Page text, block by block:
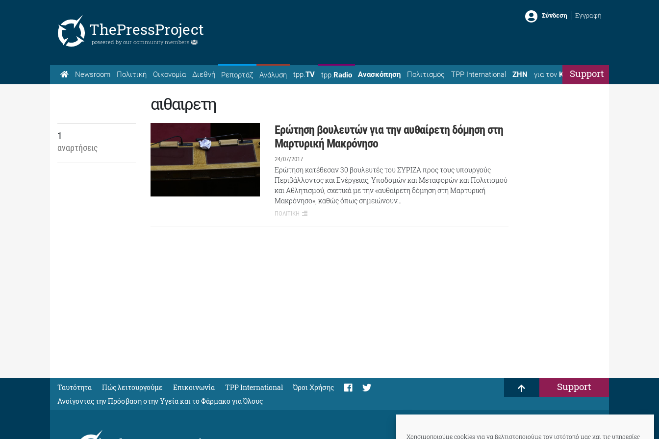
Χρησιμοποιούμε cookies για να βελτιστοποιούμε τον ιστότοπό μας και τις υπηρεσίες
ThePressProject
powered by our community members
Σύνδεση Εγγραφή
Newsroom Πολιτική Οικονομία Διεθνή Ρεπορτάζ Ανάλυση tpp.TV tpp.Radio Ανασκόπηση Πολιτισμός TPP International ΖΗΝ για τον ΚώσταSupport
αιθαιρετη
1
αναρτήσεις
Ερώτηση βουλευτών για την αυθαίρετη δόμηση στη
Μαρτυρική Μακρόνησο
24/07/2017
Ερώτηση κατέθεσαν 30 βουλευτές του ΣΥΡΙΖΑ προς τους υπουργούς
Περιβάλλοντος και Ενέργειας, Υποδομών και Μεταφορών και Πολιτισμού
και Αθλητισμού, σχετικά με την «αυθαίρετη δόμηση στη Μαρτυρική
Μακρόνησο», καθώς όπως σημειώνουν…
ΠΟΛΙΤΙΚΗ
Ταυτότητα Πώς λειτουργούμε Eπικοινωνία TPP International
Όροι Χρήσης
Ανοίγοντας την Πρόσβαση στην Υγεία και το Φάρμακο για Όλους
Support